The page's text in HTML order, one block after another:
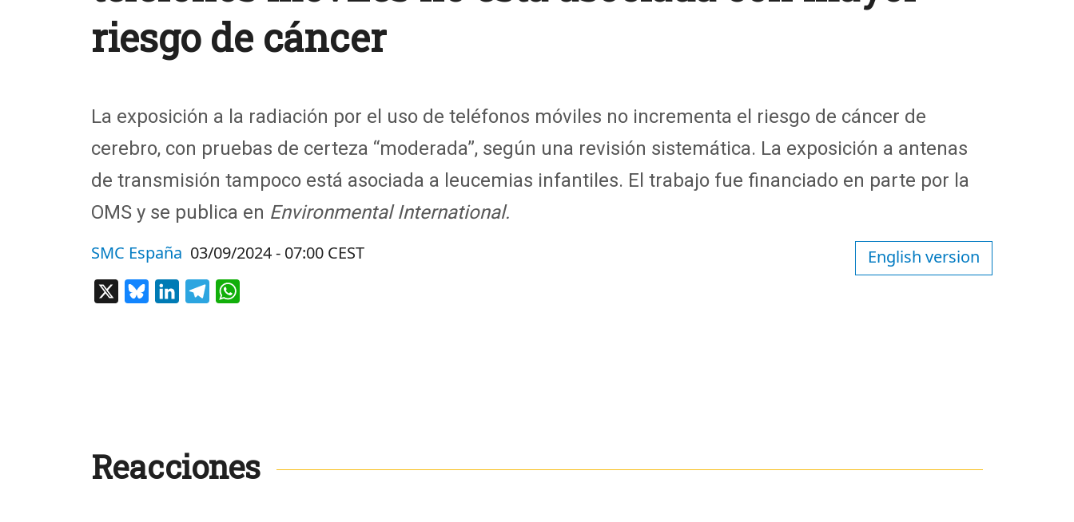
riesgo de cáncer
La exposición a la radiación por el uso de teléfonos móviles no incrementa el riesgo de cáncer de
cerebro, con pruebas de certeza “moderada”, según una revisión sistemática. La exposición a antenas
de transmisión tampoco está asociada a leucemias infantiles. El trabajo fue financiado en parte por la
OMS y se publica en EnvironmentalInternational.
SMC España 03/09/2024 - 07:00 CEST
BlueskyLinkedInTelegram
English version
Reacciones